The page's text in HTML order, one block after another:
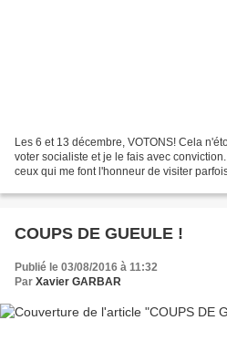
Les 6 et 13 décembre, VOTONS! Cela
voter socialiste et je le fais avec
ceux qui me font l'honneur de visiter
COUPS DE GUEULE !
Publié le 03/08/2016 à 11:32
Par Xavier GARBAR